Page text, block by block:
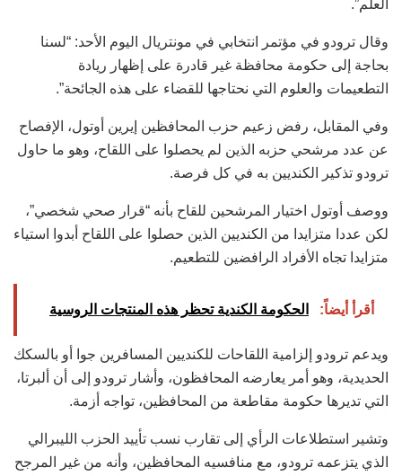
العلم”.
وقال ترودو في مؤتمر انتخابي في مونتريال اليوم الأحد: “لسنا
بحاجة إلى حكومة محافظة غير قادرة على إظهار ريادة
التطعيمات والعلوم التي نحتاجها للقضاء على هذه الجائحة”.
وفي المقابل، رفض زعيم حزب المحافظين إيرين أوتول، الإفصاح
عن عدد مرشحي حزبه الذين لم يحصلوا على اللقاح، وهو ما حاول
ترودو تذكير الكنديين به في كل فرصة.
ووصف أوتول اختيار المرشحين للقاح بأنه “قرار صحي شخصي”،
لكن عددا متزايدا من الكنديين الذين حصلوا على اللقاح أبدوا استياء
متزايدا تجاه الأفراد الرافضين للتطعيم.
أقرأ أيضاً: الحكومة الكندية تحظر هذه المنتجات الروسية
ويدعم ترودو إلزامية اللقاحات للكنديين المسافرين جوا أو بالسكك
الحديدية، وهو أمر يعارضه المحافظون، وأشار ترودو إلى أن ألبرتا،
التي تديرها حكومة مقاطعة من المحافظين، تواجه أزمة.
وتشير استطلاعات الرأي إلى تقارب نسب تأييد الحزب الليبرالي
الذي يتزعمه ترودو، مع منافسيه المحافظين، وأنه من غير المرجح